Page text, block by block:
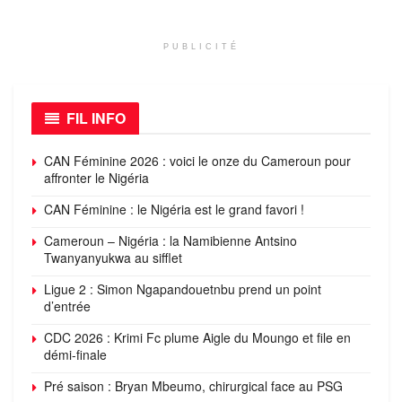
PUBLICITÉ
FIL INFO
CAN Féminine 2026 : voici le onze du Cameroun pour
affronter le Nigéria
CAN Féminine : le Nigéria est le grand favori !
Cameroun – Nigéria : la Namibienne Antsino
Twanyanyukwa au sifflet
Ligue 2 : Simon Ngapandouetnbu prend un point
d’entrée
CDC 2026 : Krimi Fc plume Aigle du Moungo et file en
démi-finale
Pré saison : Bryan Mbeumo, chirurgical face au PSG